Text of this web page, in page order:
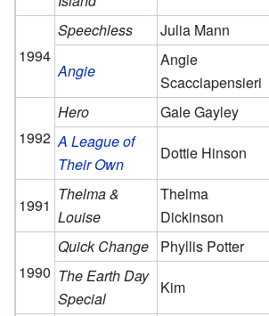
1994
Speechless
Julia Mann
Angie
Angie
Scacciapensieri
1992
Hero
Gale Gayley
A League of
Their Own
Dottie Hinson
1991
Thelma &
Louise
Thelma
Dickinson
1990
Quick Change
Phyllis Potter
The Earth Day
Special
Kim